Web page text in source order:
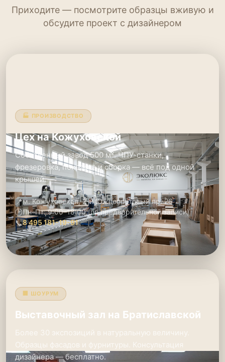
Приходите — посмотрите образцы вживую и
обсудите проект с дизайнером
🏭 ПРОИЗВОДСТВО
Цех на Кожуховской
Собственный завод 500 м². ЧПУ-станки,
фрезеровка, покраска и сборка — всё под одной
крышей.
📍м. Кожуховская, 2-й Южнопортовый пр. 26
🕑Пн–Пт: 9:00–18:00 (по предварительной записи)
📞8 495 181-19-91
🏢 ШОУРУМ
Выставочный зал на Братиславской
Более 30 экспозиций в натуральную величину.
Образцы фасадов и фурнитуры. Консультация
дизайнера — бесплатно.